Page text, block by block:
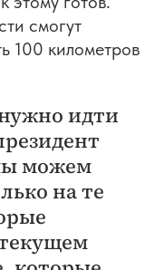
смогут
100 километров
идти
можем
на те